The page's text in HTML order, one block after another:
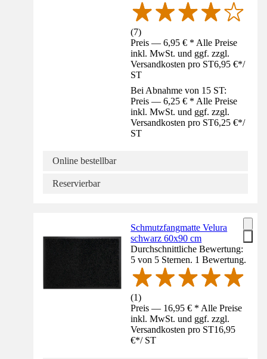
(7)
Preis — 6,95 € * Alle Preise
inkl. MwSt. und ggf. zzgl.
Versandkosten pro ST6,95 €*/
ST
Bei Abnahme von 15 ST:
Preis — 6,25 € * Alle Preise
inkl. MwSt. und ggf. zzgl.
Versandkosten pro ST6,25 €*/
ST
Online bestellbar
Reservierbar
Schmutzfangmatte Velura
schwarz 60x90 cm
Durchschnittliche Bewertung:
5 von 5 Sternen. 1 Bewertung.
(1)
Preis — 16,95 € * Alle Preise
inkl. MwSt. und ggf. zzgl.
Versandkosten pro ST16,95
€*/ ST